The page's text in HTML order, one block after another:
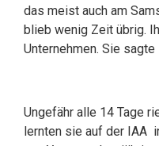
das meist auch am
blieb wenig Zeit übrig.
Unternehmen. Sie
Ungefähr alle 14 Tage
lernten sie auf der IAA